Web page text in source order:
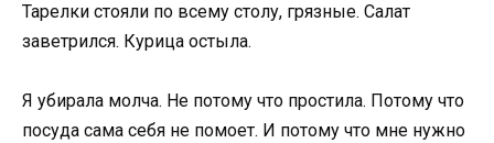
Тарелки стояли по всему столу, грязные. Салат
заветрился. Курица остыла.
Я убирала молча. Не потому что простила. Потому что
посуда сама себя не помоет. И потому что мне нужно